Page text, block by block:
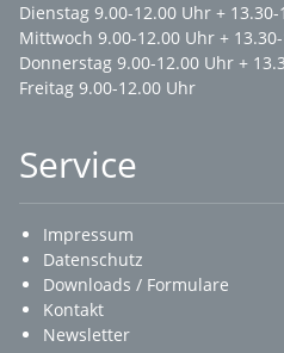
Dienstag 9.00-12.00 Uhr +
Mittwoch 9.00-12.00 Uhr +
Donnerstag 9.00-12.00 Uhr +
Freitag 9.00-12.00 Uhr
Service
Impressum
Datenschutz
Downloads / Formulare
Kontakt
Newsletter